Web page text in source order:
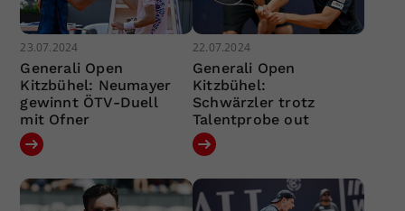
23.07.2024
Generali Open
Kitzbühel: Neumayer
gewinnt ÖTV-Duell
mit Ofner
22.07.2024
Generali Open
Kitzbühel:
Schwärzler trotz
Talentprobe out